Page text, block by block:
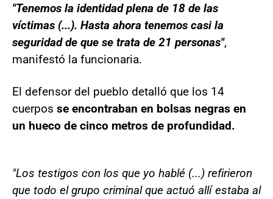
"Tenemos la identidad plena de 18 de las
víctimas (...). Hasta ahora tenemos casi la
seguridad de que se trata de 21 personas",
manifestó la funcionaria.
El defensor del pueblo detalló que los 14
cuerpos se encontraban en bolsas negras en
un hueco de cinco metros de profundidad.
"Los testigos con los que yo hablé (...) refirieron
que todo el grupo criminal que actuó allí estaba al